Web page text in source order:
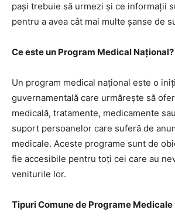
pași trebuie să urmezi și ce informații
pentru a avea cât mai multe șanse de
Ce este un Program Medical Național?
Un program medical național este o
guvernamentală care urmărește să
medicală, tratamente, medicamente
suport persoanelor care suferă de
medicale. Aceste programe sunt de
fie accesibile pentru toți cei care au
veniturile lor.
Tipuri Comune de Programe